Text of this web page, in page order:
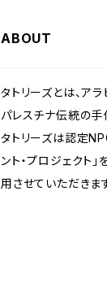
ABOUT
タトリーズとは、ア
パレスチナ伝統の手
タトリーズは認定
ント・プロジェクト
用させていただきます